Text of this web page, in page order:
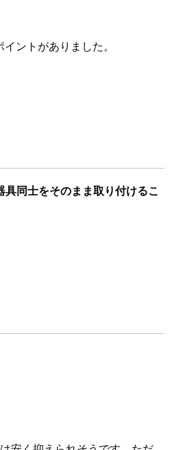
ントがありました。
具同士をそのまま取り付けるこ